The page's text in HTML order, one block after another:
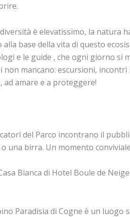
è elevatissimo, la natura
base della vita di questo
e le guide , che ogni giorno si
non mancano: escursioni,
ad amare e a proteggere!
del Parco incontrano il
una birra. Un momento
Bianca di Hotel Boule de
Paradisia di Cogne è un